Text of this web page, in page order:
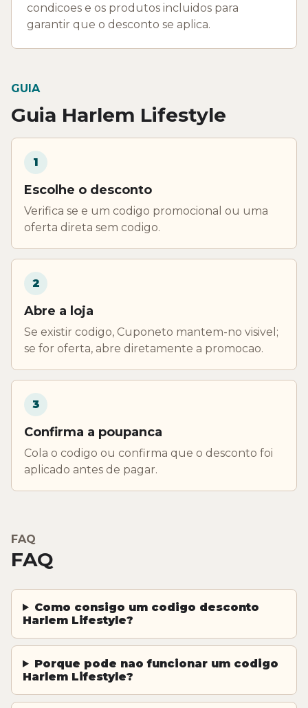
condicoes e os produtos incluidos para
garantir que o desconto se aplica.
GUIA
Guia Harlem Lifestyle
1
Escolhe o desconto
Verifica se e um codigo promocional ou uma
oferta direta sem codigo.
2
Abre a loja
Se existir codigo, Cuponeto mantem-no visivel;
se for oferta, abre diretamente a promocao.
3
Confirma a poupanca
Cola o codigo ou confirma que o desconto foi
aplicado antes de pagar.
FAQ
FAQ
Como consigo um codigo desconto
Harlem Lifestyle?
Porque pode nao funcionar um codigo
Harlem Lifestyle?